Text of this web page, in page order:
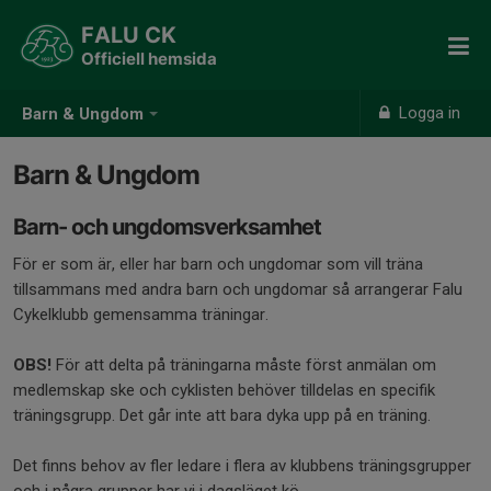
Barn & Ungdom Logga in
FALU CK
Officiell hemsida
Barn & Ungdom
Barn- och ungdomsverksamhet
För er som är, eller har barn och ungdomar som vill träna
tillsammans med andra barn och ungdomar så arrangerar Falu
Cykelklubb gemensamma träningar.
OBS! För att delta på träningarna måste först anmälan om
medlemskap ske och cyklisten behöver tilldelas en specifik
träningsgrupp. Det går inte att bara dyka upp på en träning.
Det finns behov av fler ledare i flera av klubbens träningsgrupper